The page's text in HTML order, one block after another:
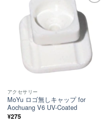
アクセサリー
MoYu ロゴ無しキャップ for
Aochuang V6 UV-Coated
¥275